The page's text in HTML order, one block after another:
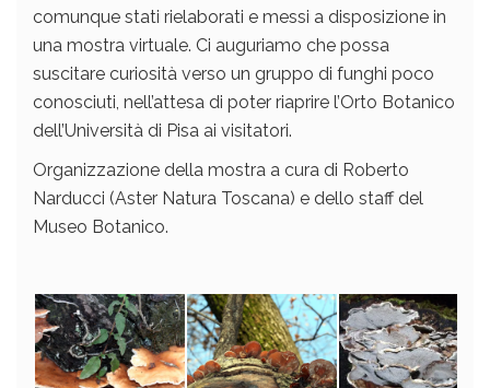
comunque stati rielaborati e messi a disposizione in
una mostra virtuale. Ci auguriamo che possa
suscitare curiosità verso un gruppo di funghi poco
conosciuti, nell’attesa di poter riaprire l’Orto Botanico
dell’Università di Pisa ai visitatori.
Organizzazione della mostra a cura di Roberto
Narducci (Aster Natura Toscana) e dello staff del
Museo Botanico.